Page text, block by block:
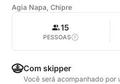
Agia Napa, Chipre
15
PESSOAS
Com skipper
Você será acompanhado por